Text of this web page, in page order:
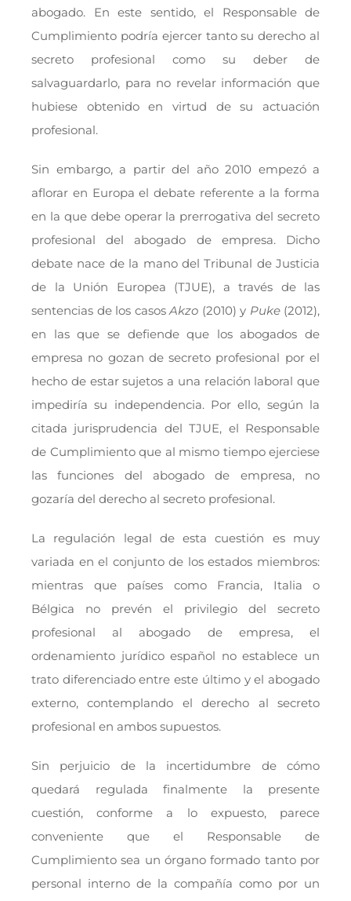
abogado. En este sentido, el Responsable de
Cumplimiento podría ejercer tanto su derecho al
secreto profesional como su deber de
salvaguardarlo, para no revelar información que
hubiese obtenido en virtud de su actuación
profesional.
Sin embargo, a partir del año 2010 empezó a
aflorar en Europa el debate referente a la forma
en la que debe operar la prerrogativa del secreto
profesional del abogado de empresa. Dicho
debate nace de la mano del Tribunal de Justicia
de la Unión Europea (TJUE), a través de las
sentencias de los casosAkzo (2010) y Puke (2012),
en las que se defiende que los abogados de
empresa no gozan de secreto profesional por el
hecho de estar sujetos a una relación laboral que
impediría su independencia. Por ello, según la
citada jurisprudencia del TJUE, el Responsable
de Cumplimiento que al mismo tiempo ejerciese
las funciones del abogado de empresa, no
gozaría del derecho al secreto profesional.
La regulación legal de esta cuestión es muy
variada en el conjunto de los estados miembros:
mientras que países como Francia, Italia o
Bélgica no prevén el privilegio del secreto
profesional al abogado de empresa, el
ordenamiento jurídico español no establece un
trato diferenciado entre este último y el abogado
externo, contemplando el derecho al secreto
profesional en ambos supuestos.
Sin perjuicio de la incertidumbre de cómo
quedará regulada finalmente la presente
cuestión, conforme a lo expuesto, parece
conveniente que el Responsable de
Cumplimiento sea un órgano formado tanto por
personal interno de la compañía como por un